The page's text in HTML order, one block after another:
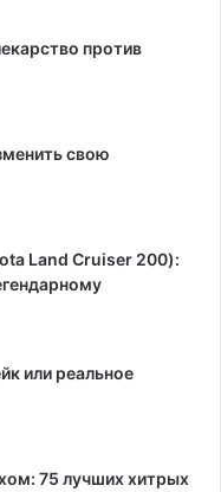
против
свою
Land Cruiser 200):
или реальное
75 лучших хитрых